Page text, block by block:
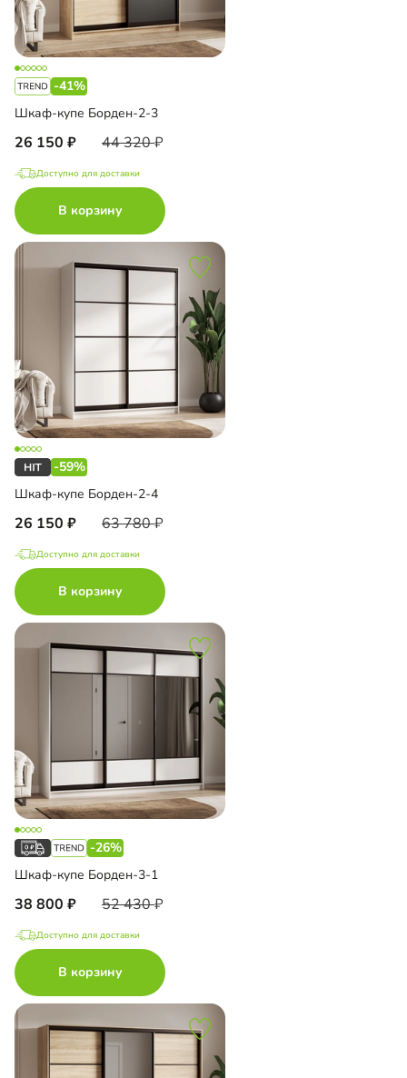
-41%
Шкаф-купе Борден-2-3
26 150 44 320
Доступно для доставки
В корзину
-59%
Шкаф-купе Борден-2-4
26 150 63 780
Доступно для доставки
В корзину
-26%
Шкаф-купе Борден-3-1
38 800 52 430
Доступно для доставки
В корзину